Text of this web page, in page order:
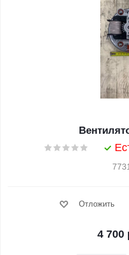
Отложить
4 700